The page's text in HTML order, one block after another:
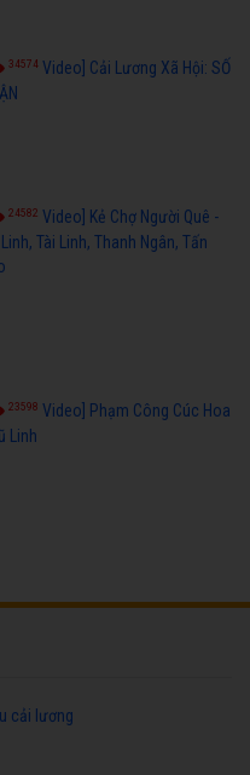
34574 Video] Cải Lương Xã Hội: SỐ
24582 Video] Kẻ Chợ Người Quê -
Tài Linh, Thanh Ngân, Tấn
23598 Video] Phạm Công Cúc Hoa
Linh
cải lương